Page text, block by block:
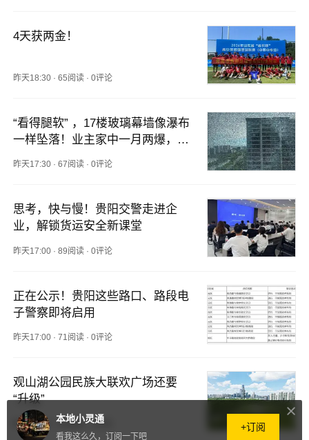
本地小灵通
看我这么久，订阅一下吧
+订阅
4天获两金！
昨天18:30 ·65阅读 ·0评论
“看得腿软” ，17楼玻璃幕墙像瀑布
一样坠落！业主家中一月两爆，维
昨天17:30 ·67阅读 ·0评论
思考，快与慢！贵阳交警走进企
业，解锁货运安全新课堂
昨天17:00 ·89阅读 ·0评论
正在公示！贵阳这些路口、路段电
子警察即将启用
昨天17:00 ·71阅读 ·0评论
观山湖公园民族大联欢广场还要
“升级”
昨天17:00 ·65阅读·0评论